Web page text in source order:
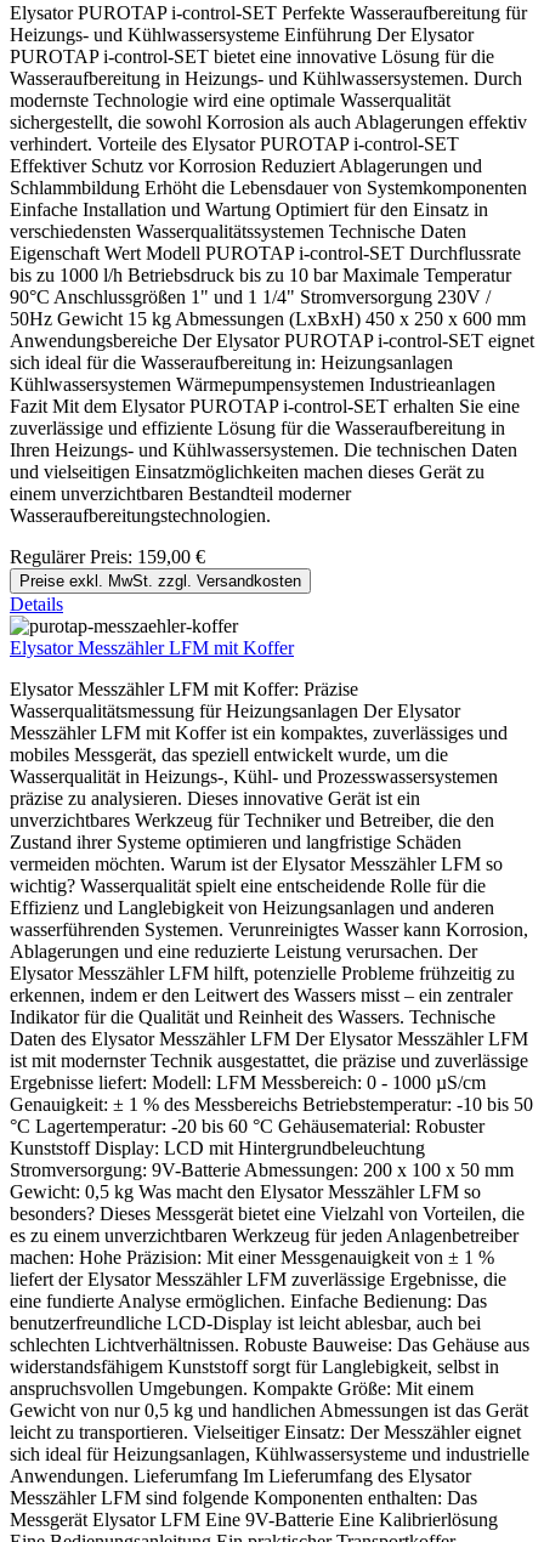
Elysator PUROTAP i-control-SET Perfekte Wasseraufbereitung für
Heizungs- und Kühlwassersysteme Einführung Der Elysator
PUROTAP i-control-SET bietet eine innovative Lösung für die
Wasseraufbereitung in Heizungs- und Kühlwassersystemen. Durch
modernste Technologie wird eine optimale Wasserqualität
sichergestellt, die sowohl Korrosion als auch Ablagerungen effektiv
verhindert. Vorteile des Elysator PUROTAP i-control-SET
Effektiver Schutz vor Korrosion Reduziert Ablagerungen und
Schlammbildung Erhöht die Lebensdauer von Systemkomponenten
Einfache Installation und Wartung Optimiert für den Einsatz in
verschiedensten Wasserqualitätssystemen Technische Daten
Eigenschaft Wert Modell PUROTAP i-control-SET Durchflussrate
bis zu 1000 l/h Betriebsdruck bis zu 10 bar Maximale Temperatur
90°C Anschlussgrößen 1" und 1 1/4" Stromversorgung 230V /
50Hz Gewicht 15 kg Abmessungen (LxBxH) 450 x 250 x 600 mm
Anwendungsbereiche Der Elysator PUROTAP i-control-SET eignet
sich ideal für die Wasseraufbereitung in: Heizungsanlagen
Kühlwassersystemen Wärmepumpensystemen Industrieanlagen
Fazit Mit dem Elysator PUROTAP i-control-SET erhalten Sie eine
zuverlässige und effiziente Lösung für die Wasseraufbereitung in
Ihren Heizungs- und Kühlwassersystemen. Die technischen Daten
und vielseitigen Einsatzmöglichkeiten machen dieses Gerät zu
einem unverzichtbaren Bestandteil moderner
Wasseraufbereitungstechnologien.
Regulärer Preis: 159,00 €
Preise exkl. MwSt. zzgl. Versandkosten
Details
Elysator Messzähler LFM mit Koffer
Elysator Messzähler LFM mit Koffer: Präzise
Wasserqualitätsmessung für Heizungsanlagen Der Elysator
Messzähler LFM mit Koffer ist ein kompaktes, zuverlässiges und
mobiles Messgerät, das speziell entwickelt wurde, um die
Wasserqualität in Heizungs-, Kühl- und Prozesswassersystemen
präzise zu analysieren. Dieses innovative Gerät ist ein
unverzichtbares Werkzeug für Techniker und Betreiber, die den
Zustand ihrer Systeme optimieren und langfristige Schäden
vermeiden möchten. Warum ist der Elysator Messzähler LFM so
wichtig? Wasserqualität spielt eine entscheidende Rolle für die
Effizienz und Langlebigkeit von Heizungsanlagen und anderen
wasserführenden Systemen. Verunreinigtes Wasser kann Korrosion,
Ablagerungen und eine reduzierte Leistung verursachen. Der
Elysator Messzähler LFM hilft, potenzielle Probleme frühzeitig zu
erkennen, indem er den Leitwert des Wassers misst – ein zentraler
Indikator für die Qualität und Reinheit des Wassers. Technische
Daten des Elysator Messzähler LFM Der Elysator Messzähler LFM
ist mit modernster Technik ausgestattet, die präzise und zuverlässige
Ergebnisse liefert: Modell: LFM Messbereich: 0 - 1000 µS/cm
Genauigkeit: ± 1 % des Messbereichs Betriebstemperatur: -10 bis 50
°C Lagertemperatur: -20 bis 60 °C Gehäusematerial: Robuster
Kunststoff Display: LCD mit Hintergrundbeleuchtung
Stromversorgung: 9V-Batterie Abmessungen: 200 x 100 x 50 mm
Gewicht: 0,5 kg Was macht den Elysator Messzähler LFM so
besonders? Dieses Messgerät bietet eine Vielzahl von Vorteilen, die
es zu einem unverzichtbaren Werkzeug für jeden Anlagenbetreiber
machen: Hohe Präzision: Mit einer Messgenauigkeit von ± 1 %
liefert der Elysator Messzähler LFM zuverlässige Ergebnisse, die
eine fundierte Analyse ermöglichen. Einfache Bedienung: Das
benutzerfreundliche LCD-Display ist leicht ablesbar, auch bei
schlechten Lichtverhältnissen. Robuste Bauweise: Das Gehäuse aus
widerstandsfähigem Kunststoff sorgt für Langlebigkeit, selbst in
anspruchsvollen Umgebungen. Kompakte Größe: Mit einem
Gewicht von nur 0,5 kg und handlichen Abmessungen ist das Gerät
leicht zu transportieren. Vielseitiger Einsatz: Der Messzähler eignet
sich ideal für Heizungsanlagen, Kühlwassersysteme und industrielle
Anwendungen. Lieferumfang Im Lieferumfang des Elysator
Messzähler LFM sind folgende Komponenten enthalten: Das
Messgerät Elysator LFM Eine 9V-Batterie Eine Kalibrierlösung